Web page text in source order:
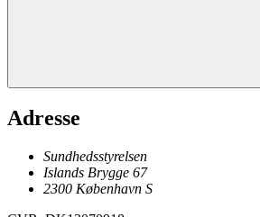
Adresse
Sundhedsstyrelsen
Islands Brygge 67
2300 København S